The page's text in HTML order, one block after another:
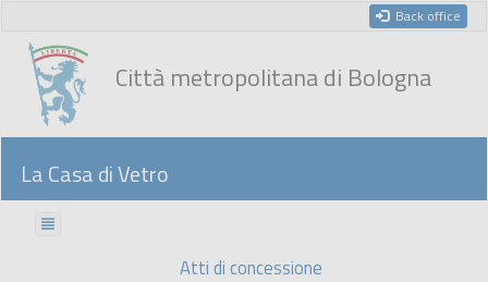
Back office
Città metropolitana di Bologna
La Casa di Vetro
Atti di concessione